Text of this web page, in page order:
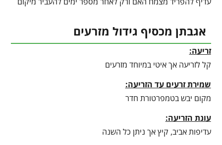
אגבתן מכסיף גידול מזרעים
זריעה:
קל לזריעה אך איטי במיוחד מזרעים
שמירת זרעים עד הזריעה:
מקום יבש בטמפרטורת חדר
עונת הזריעה:
עדיפות אביב, קיץ אך ניתן כל השנה